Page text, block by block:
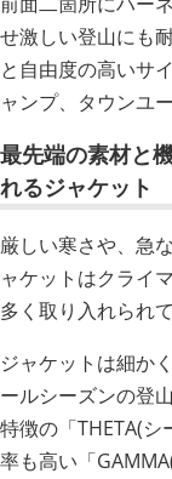
せ激しい登山にも
と自由度の高いサ
ャンプ、タウンユ
最先端の素材と
れるジャケット
厳しい寒さや、急
ャケットはクライ
多く取り入れられて
ジャケットは細か
ールシーズンの登
特徴の「THETA(
率も高い「